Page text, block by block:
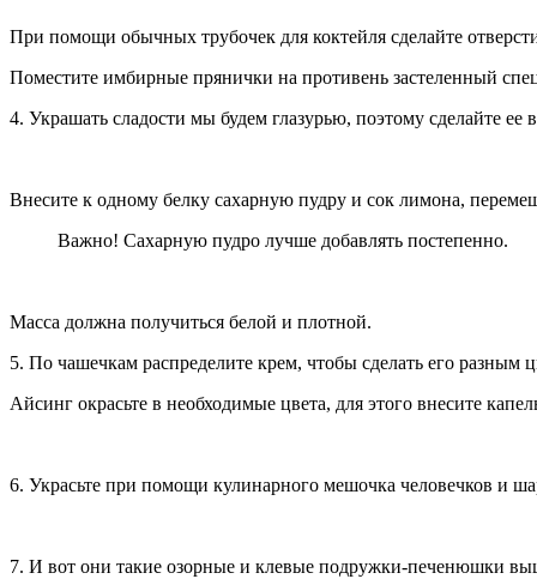
При помощи обычных трубочек для коктейля сделайте
Поместите имбирные прянички на противень застеленный
4. Украшать сладости мы будем глазурью, поэтому сделайте
Внесите к одному белку сахарную пудру и сок лимона,
Важно! Сахарную пудро лучше добавлять постепенно.
Масса должна получиться белой и плотной.
5. По чашечкам распределите крем, чтобы сделать его
Айсинг окрасьте в необходимые цвета, для этого внесите
6. Украсьте при помощи кулинарного мешочка человечков и
7. И вот они такие озорные и клевые подружки-печенюшки